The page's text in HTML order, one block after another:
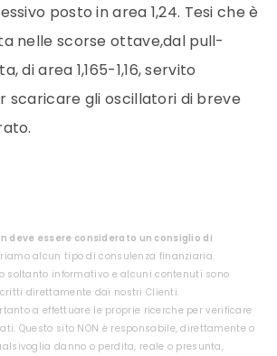
posto in area 1,24. Tesi che è
nelle scorse ottave,dal pull-
di area 1,165-1,16, servito
gli oscillatori di breve
deve essere considerato un consiglio di
alcun tipo di consulenza finanziaria.
soltanto informativo e alcuni contenuti sono
direttamente dai nostri Clienti.
a effettuare le proprie ricerche per verificare
Questo sito NON è responsabile, direttamente o
danno o perdita, reale o presunta,